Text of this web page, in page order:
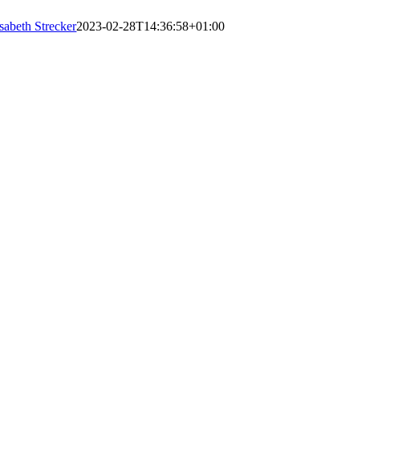
Strecker2023-02-28T14:36:58+01:00